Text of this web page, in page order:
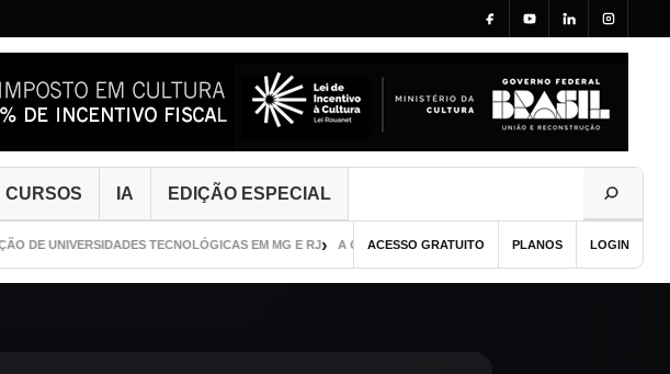
CURSOS IA EDIÇÃO ESPECIAL
UNIVERSIDADES TECNOLÓGICAS EM MG E RJ A GAROTA DE SEUL GUIA DE PUBLICAÇÃO VISUAL E
ACESSO GRATUITO PLANOS LOGIN